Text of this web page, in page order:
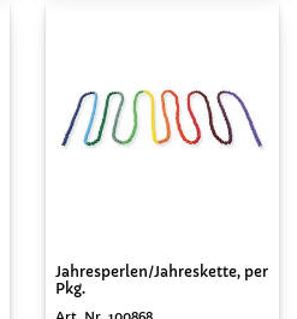
Jahresperlen/Jahreskette, per
Pkg.